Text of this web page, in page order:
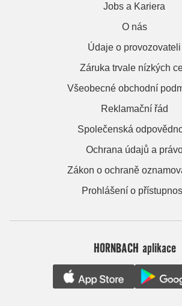
Jobs a Kariera
O nás
Údaje o provozovateli
Záruka trvale nízkých
Všeobecné obchodní
Reklamační řád
Společenská
Ochrana údajů a
Zákon o ochraně
Prohlášení o
HORNBACH aplikace